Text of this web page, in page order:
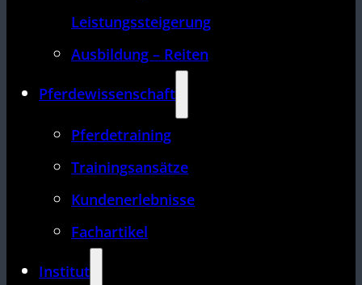
Leistungssteigerung
Ausbildung – Reiten
Pferdewissenschaft
Pferdetraining
Trainingsansätze
Kundenerlebnisse
Fachartikel
Institut